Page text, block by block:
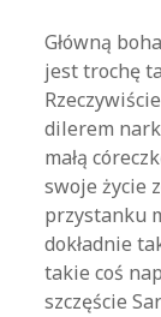
Główną
jest trochę
dilerem
małą
swoje życie
przystanku
dokładnie
takie coś
szczęście